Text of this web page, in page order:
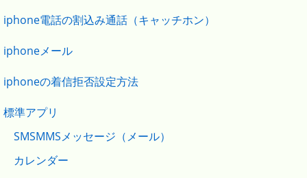
iphone電話の割込み通話（キャッチホン）
iphoneメール
iphoneの着信拒否設定方法
標準アプリ
SMSMMSメッセージ（メール）
カレンダー